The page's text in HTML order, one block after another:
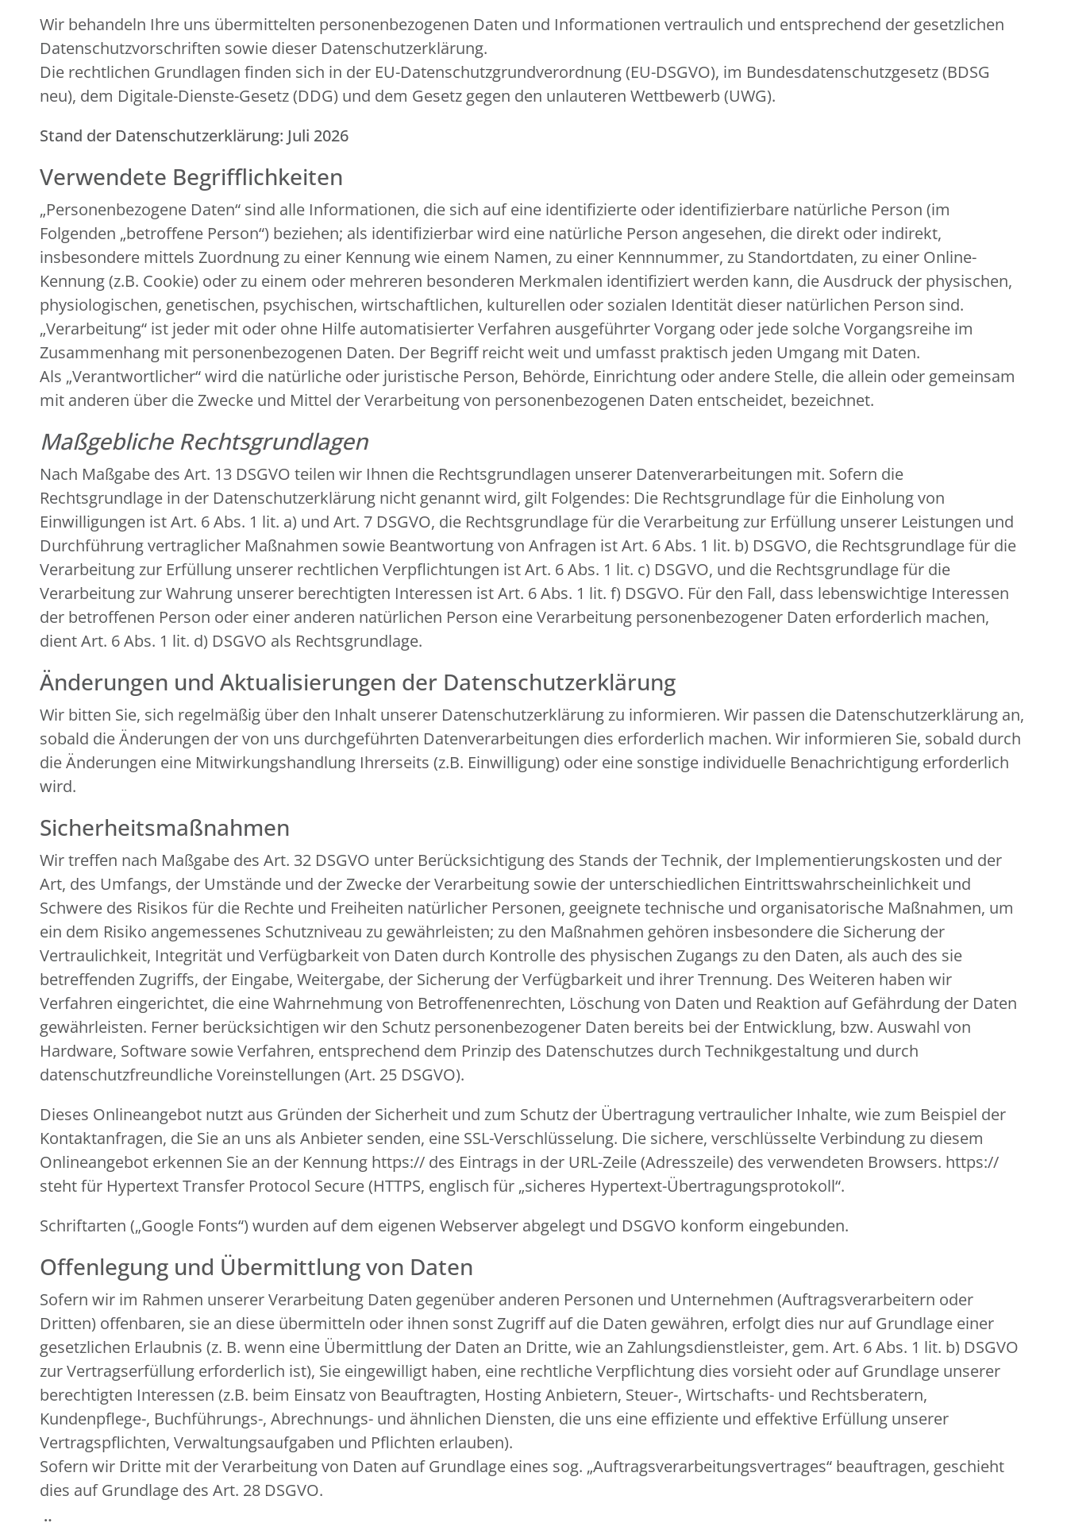
Wir behandeln Ihre uns übermittelten personenbezogenen Daten und Informationen vertraulich und entsprechend der gesetzlichen
Datenschutzvorschriften sowie dieser Datenschutzerklärung.
Die rechtlichen Grundlagen finden sich in der EU-Datenschutzgrundverordnung (EU-DSGVO), im Bundesdatenschutzgesetz (BDSG
neu), dem Digitale-Dienste-Gesetz (DDG) und dem Gesetz gegen den unlauteren Wettbewerb (UWG).
Stand der Datenschutzerklärung: Juli 2026
Verwendete Begrifflichkeiten
„Personenbezogene Daten“ sind alle Informationen, die sich auf eine identifizierte oder identifizierbare natürliche Person (im
Folgenden „betroffene Person“) beziehen; als identifizierbar wird eine natürliche Person angesehen, die direkt oder indirekt,
insbesondere mittels Zuordnung zu einer Kennung wie einem Namen, zu einer Kennnummer, zu Standortdaten, zu einer Online-
Kennung (z.B. Cookie) oder zu einem oder mehreren besonderen Merkmalen identifiziert werden kann, die Ausdruck der physischen,
physiologischen, genetischen, psychischen, wirtschaftlichen, kulturellen oder sozialen Identität dieser natürlichen Person sind.
„Verarbeitung“ ist jeder mit oder ohne Hilfe automatisierter Verfahren ausgeführter Vorgang oder jede solche Vorgangsreihe im
Zusammenhang mit personenbezogenen Daten. Der Begriff reicht weit und umfasst praktisch jeden Umgang mit Daten.
Als „Verantwortlicher“ wird die natürliche oder juristische Person, Behörde, Einrichtung oder andere Stelle, die allein oder gemeinsam
mit anderen über die Zwecke und Mittel der Verarbeitung von personenbezogenen Daten entscheidet, bezeichnet.
Maßgebliche Rechtsgrundlagen
Nach Maßgabe des Art. 13 DSGVO teilen wir Ihnen die Rechtsgrundlagen unserer Datenverarbeitungen mit. Sofern die
Rechtsgrundlage in der Datenschutzerklärung nicht genannt wird, gilt Folgendes: Die Rechtsgrundlage für die Einholung von
Einwilligungen ist Art. 6 Abs. 1 lit. a) und Art. 7 DSGVO, die Rechtsgrundlage für die Verarbeitung zur Erfüllung unserer Leistungen und
Durchführung vertraglicher Maßnahmen sowie Beantwortung von Anfragen ist Art. 6 Abs. 1 lit. b) DSGVO, die Rechtsgrundlage für die
Verarbeitung zur Erfüllung unserer rechtlichen Verpflichtungen ist Art. 6 Abs. 1 lit. c) DSGVO, und die Rechtsgrundlage für die
Verarbeitung zur Wahrung unserer berechtigten Interessen ist Art. 6 Abs. 1 lit. f) DSGVO. Für den Fall, dass lebenswichtige Interessen
der betroffenen Person oder einer anderen natürlichen Person eine Verarbeitung personenbezogener Daten erforderlich machen,
dient Art. 6 Abs. 1 lit. d) DSGVO als Rechtsgrundlage.
Änderungen und Aktualisierungen der Datenschutzerklärung
Wir bitten Sie, sich regelmäßig über den Inhalt unserer Datenschutzerklärung zu informieren. Wir passen die Datenschutzerklärung an,
sobald die Änderungen der von uns durchgeführten Datenverarbeitungen dies erforderlich machen. Wir informieren Sie, sobald durch
die Änderungen eine Mitwirkungshandlung Ihrerseits (z.B. Einwilligung) oder eine sonstige individuelle Benachrichtigung erforderlich
wird.
Sicherheitsmaßnahmen
Wir treffen nach Maßgabe des Art. 32 DSGVO unter Berücksichtigung des Stands der Technik, der Implementierungskosten und der
Art, des Umfangs, der Umstände und der Zwecke der Verarbeitung sowie der unterschiedlichen Eintrittswahrscheinlichkeit und
Schwere des Risikos für die Rechte und Freiheiten natürlicher Personen, geeignete technische und organisatorische Maßnahmen, um
ein dem Risiko angemessenes Schutzniveau zu gewährleisten; zu den Maßnahmen gehören insbesondere die Sicherung der
Vertraulichkeit, Integrität und Verfügbarkeit von Daten durch Kontrolle des physischen Zugangs zu den Daten, als auch des sie
betreffenden Zugriffs, der Eingabe, Weitergabe, der Sicherung der Verfügbarkeit und ihrer Trennung. Des Weiteren haben wir
Verfahren eingerichtet, die eine Wahrnehmung von Betroffenenrechten, Löschung von Daten und Reaktion auf Gefährdung der Daten
gewährleisten. Ferner berücksichtigen wir den Schutz personenbezogener Daten bereits bei der Entwicklung, bzw. Auswahl von
Hardware, Software sowie Verfahren, entsprechend dem Prinzip des Datenschutzes durch Technikgestaltung und durch
datenschutzfreundliche Voreinstellungen (Art. 25 DSGVO).
Dieses Onlineangebot nutzt aus Gründen der Sicherheit und zum Schutz der Übertragung vertraulicher Inhalte, wie zum Beispiel der
Kontaktanfragen, die Sie an uns als Anbieter senden, eine SSL-Verschlüsselung. Die sichere, verschlüsselte Verbindung zu diesem
Onlineangebot erkennen Sie an der Kennung https:// des Eintrags in der URL-Zeile (Adresszeile) des verwendeten Browsers. https://
steht für Hypertext Transfer Protocol Secure (HTTPS, englisch für „sicheres Hypertext-Übertragungsprotokoll“.
Schriftarten („Google Fonts“) wurden auf dem eigenen Webserver abgelegt und DSGVO konform eingebunden.
Offenlegung und Übermittlung von Daten
Sofern wir im Rahmen unserer Verarbeitung Daten gegenüber anderen Personen und Unternehmen (Auftragsverarbeitern oder
Dritten) offenbaren, sie an diese übermitteln oder ihnen sonst Zugriff auf die Daten gewähren, erfolgt dies nur auf Grundlage einer
gesetzlichen Erlaubnis (z. B. wenn eine Übermittlung der Daten an Dritte, wie an Zahlungsdienstleister, gem. Art. 6 Abs. 1 lit. b) DSGVO
zur Vertragserfüllung erforderlich ist), Sie eingewilligt haben, eine rechtliche Verpflichtung dies vorsieht oder auf Grundlage unserer
berechtigten Interessen (z.B. beim Einsatz von Beauftragten, Hosting Anbietern, Steuer-, Wirtschafts- und Rechtsberatern,
Kundenpflege-, Buchführungs-, Abrechnungs- und ähnlichen Diensten, die uns eine effiziente und effektive Erfüllung unserer
Vertragspflichten, Verwaltungsaufgaben und Pflichten erlauben).
Sofern wir Dritte mit der Verarbeitung von Daten auf Grundlage eines sog. „Auftragsverarbeitungsvertrages“ beauftragen, geschieht
dies auf Grundlage des Art. 28 DSGVO.